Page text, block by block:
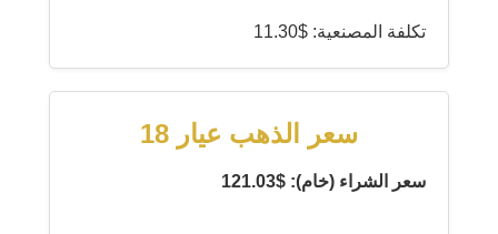
تكلفة المصنعية: $11.30
سعر الذهب عيار 18
سعر الشراء (خام): $121.03